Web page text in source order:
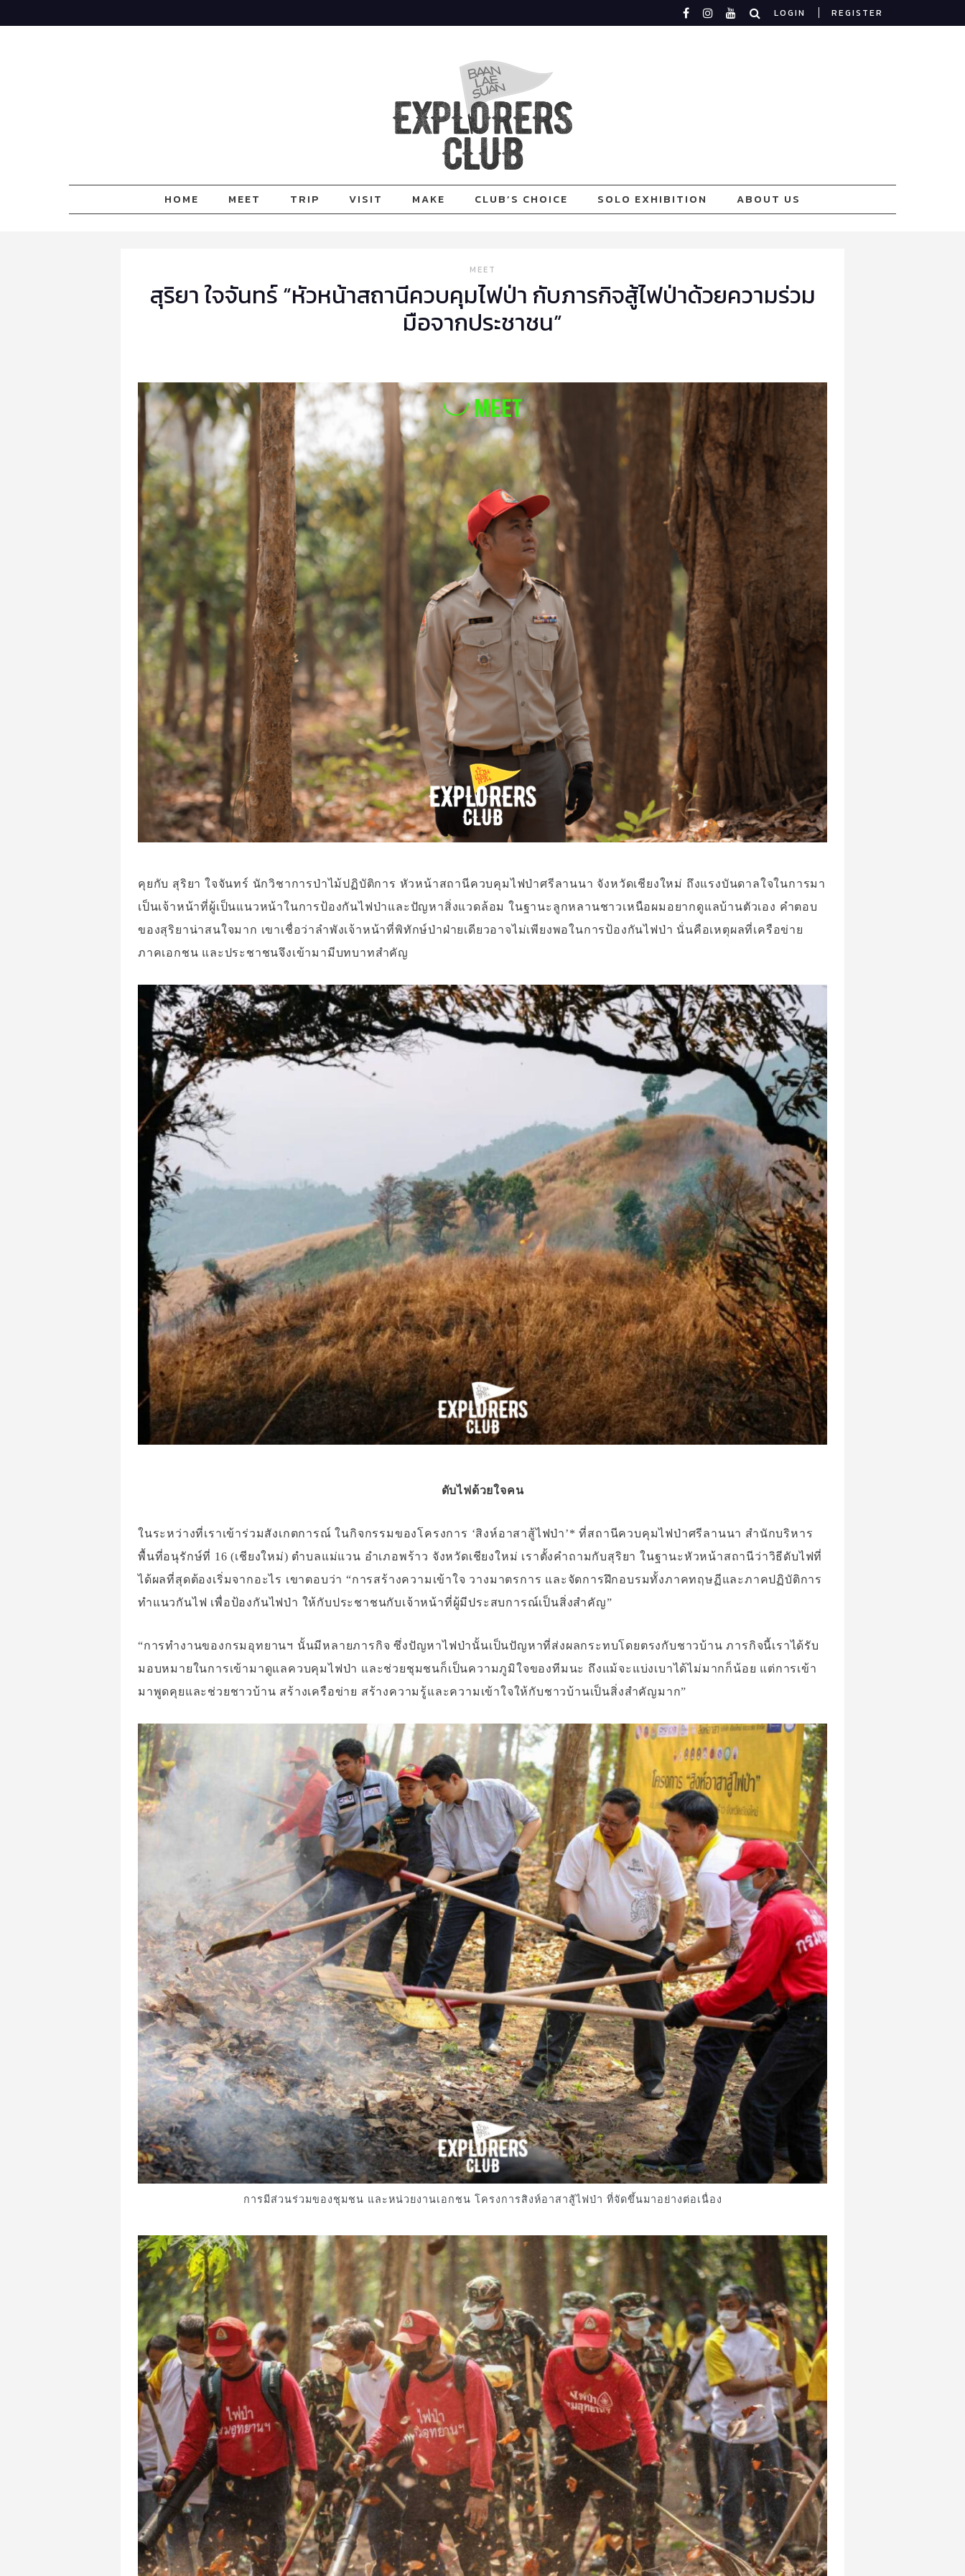
LOGIN REGISTER
HOME MEET TRIP VISIT MAKE CLUB’S CHOICE SOLO EXHIBITION ABOUT US
MEET
สุริยา ใจจันทร์ “หัวหน้าสถานีควบคุมไฟป่า กับภารกิจสู้ไฟป่าด้วยความร่วม
มือจากประชาชน”
คุยกับ สุริยา ใจจันทร์ นักวิชาการป่าไม้ปฏิบัติการ หัวหน้าสถานีควบคุมไฟป่าศรีลานนา จังหวัดเชียงใหม่ ถึงแรงบันดาลใจในการมา
เป็นเจ้าหน้าที่ผู้เป็นแนวหน้าในการป้องกันไฟป่าและปัญหาสิ่งแวดล้อม ในฐานะลูกหลานชาวเหนือผมอยากดูแลบ้านตัวเอง คำตอบ
ของสุริยาน่าสนใจมาก เขาเชื่อว่าลำพังเจ้าหน้าที่พิทักษ์ป่าฝ่ายเดียวอาจไม่เพียงพอในการป้องกันไฟป่า นั่นคือเหตุผลที่เครือข่าย
ภาคเอกชน และประชาชนจึงเข้ามามีบทบาทสำคัญ
ดับไฟด้วยใจคน
ในระหว่างที่เราเข้าร่วมสังเกตการณ์ ในกิจกรรมของโครงการ ‘สิงห์อาสาสู้ไฟป่า’* ที่สถานีควบคุมไฟป่าศรีลานนา สำนักบริหาร
พื้นที่อนุรักษ์ที่ 16 (เชียงใหม่) ตำบลแม่แวน อำเภอพร้าว จังหวัดเชียงใหม่ เราตั้งคำถามกับสุริยา ในฐานะหัวหน้าสถานีว่าวิธีดับไฟที่
ได้ผลที่สุดต้องเริ่มจากอะไร เขาตอบว่า “การสร้างความเข้าใจ วางมาตรการ และจัดการฝึกอบรมทั้งภาคทฤษฏีและภาคปฏิบัติการ
ทำแนวกันไฟ เพื่อป้องกันไฟป่า ให้กับประชาชนกับเจ้าหน้าที่ผู้มีประสบการณ์เป็นสิ่งสำคัญ”
“การทำงานของกรมอุทยานฯ นั้นมีหลายภารกิจ ซึ่งปัญหาไฟป่านั้นเป็นปัญหาที่ส่งผลกระทบโดยตรงกับชาวบ้าน ภารกิจนี้เราได้รับ
มอบหมายในการเข้ามาดูแลควบคุมไฟป่า และช่วยชุมชนก็เป็นความภูมิใจของทีมนะ ถึงแม้จะแบ่งเบาได้ไม่มากก็น้อย แต่การเข้า
มาพูดคุยและช่วยชาวบ้าน สร้างเครือข่าย สร้างความรู้และความเข้าใจให้กับชาวบ้านเป็นสิ่งสำคัญมาก”
การมีส่วนร่วมของชุมชน และหน่วยงานเอกชน โครงการสิงห์อาสาสู้ไฟป่า ที่จัดขึ้นมาอย่างต่อเนื่อง